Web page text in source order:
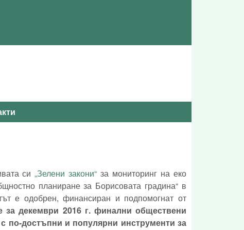
си„Зелени закони“ за мониторинг на еко
планиране за Борисовата градина“ в
е одобрен, финансиран и подпомогнат от
за декември 2016 г. финални обществени
по-достъпни и популярни инструменти за